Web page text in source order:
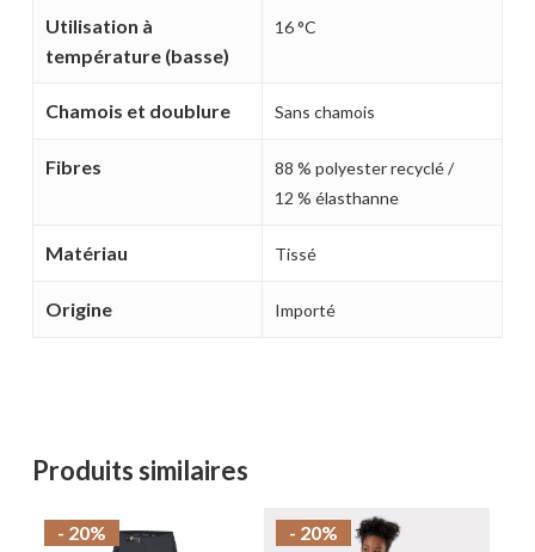
Utilisation à
température (basse)
16 °C
Chamois et doublure Sans chamois
Fibres
88 % polyester recyclé /
12 % élasthanne
Matériau Tissé
Origine Importé
Produits similaires
- 20% - 20%